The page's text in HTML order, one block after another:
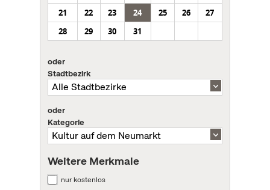
21
22 23 24 25 26
27
28
29 30 31
oder
Stadtbezirk
oder
Kategorie
Weitere Merkmale
nur kostenlos